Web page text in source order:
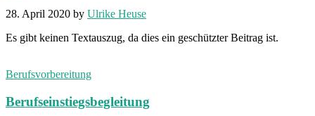
28. April 2020 by Ulrike Heuse
Es gibt keinen Textauszug, da dies ein geschützter Beitrag ist.
Berufsvorbereitung
Berufseinstiegsbegleitung